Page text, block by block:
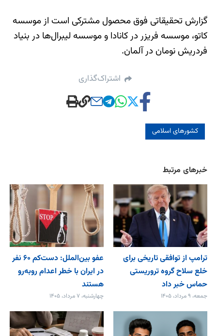
گزارش تحقیقاتی فوق محصول مشترکی است از موسسه
کاتو، موسسه فریزر در کانادا و موسسه لیبرال‌ها در بنیاد
فردریش نومان در آلمان.
اشتراک‌گذاری
کشورهای اسلامی
خبرهای مرتبط
ترامپ از توافقی تاریخی برای
خلع ‌سلاح گروه تروریستی
حماس خبر داد
جمعه، ۹ مرداد، ۱۴۰۵
عفو بین‌الملل: دست‌کم ۶۰ نفر
در ایران با خطر اعدام روبه‌رو
هستند
چهارشنبه، ۷ مرداد، ۱۴۰۵